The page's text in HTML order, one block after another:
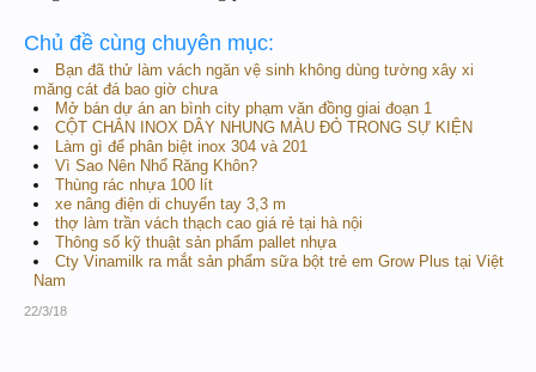
Chủ đề cùng chuyên mục:
Bạn đã thử làm vách ngăn vệ sinh không dùng tường xây xi
măng cát đá bao giờ chưa
Mở bán dự án an bình city phạm văn đồng giai đoạn 1
CỘT CHẮN INOX DÂY NHUNG MÀU ĐỎ TRONG SỰ KIỆN
Làm gì để phân biệt inox 304 và 201
Vì Sao Nên Nhổ Răng Khôn?
Thùng rác nhựa 100 lít
xe nâng điện di chuyển tay 3,3 m
thợ làm trần vách thạch cao giá rẻ tại hà nội
Thông số kỹ thuật sản phẩm pallet nhựa
Cty Vinamilk ra mắt sản phẩm sữa bột trẻ em Grow Plus tại Việt
Nam
22/3/18